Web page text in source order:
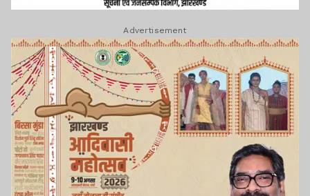
Advertisement